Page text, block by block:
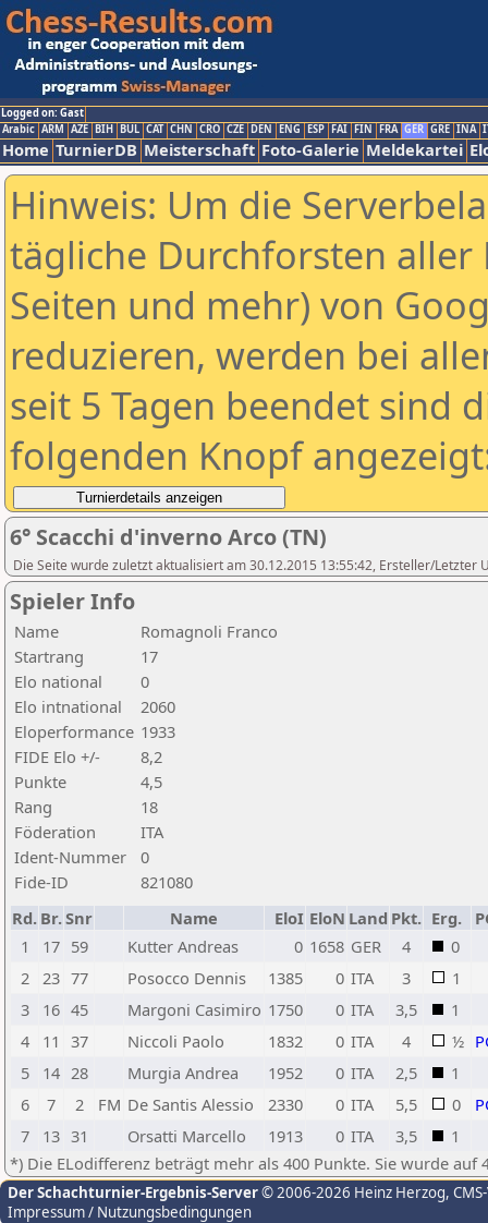
Logged on: Gast
Arabic ARM AZE BIH BUL CAT CHN CRO CZE DEN ENG ESP FAI FIN FRA GER GRE INA
Home TurnierDB Meisterschaft Foto-Galerie Meldekartei
Hinweis: Um die
tägliche Durchforsten aller
Seiten und mehr) von
reduzieren, werden bei
seit 5 Tagen beendet sind
folgenden Knopf
6° Scacchi d'inverno Arco (TN)
Die Seite wurde zuletzt aktualisiert am 30.12.2015 13:55:42, Ersteller/Letzter
Spieler Info
Name
Romagnoli Franco
Startrang
17
Elo national
0
Elo intnational
2060
Eloperformance 1933
FIDE Elo +/-
8,2
Punkte
4,5
Rang
18
Föderation
ITA
Ident-Nummer
0
Fide-ID
821080
Rd. Br.Snr Name EloI EloN Land Pkt. Erg.
1
17 59 Kutter Andreas 0 1658 GER 4
0
2
23 77 Posocco Dennis 1385 0 ITA 3
1
3
16 45 Margoni Casimiro 1750 0 ITA 3,5
1
4
11 37 Niccoli Paolo 1832 0 ITA 4 ½
5
14 28 Murgia Andrea 1952 0 ITA 2,5
1
6
7 2 FM De Santis Alessio 2330 0 ITA 5,5 0
7
13 31 Orsatti Marcello 1913 0 ITA 3,5
1
*) Die ELodifferenz beträgt mehr als 400 Punkte. Sie wurde auf
Der Schachturnier-Ergebnis-Server© 2006-2026 Heinz Herzog,
Impressum / Nutzungsbedingungen